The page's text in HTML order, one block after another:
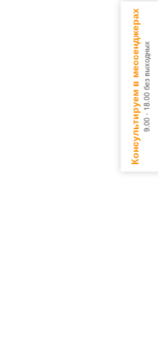
Консультируем в мессенджерах9.00 - 18.00 без выходных